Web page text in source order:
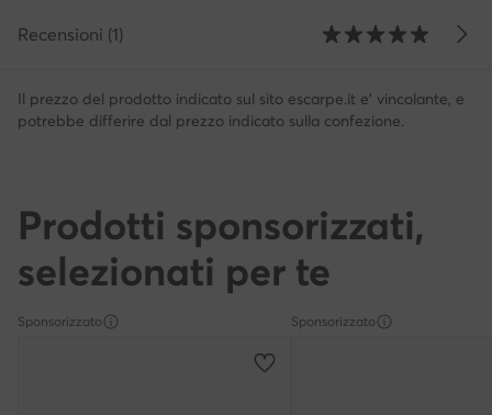
Recensioni (1)
Il prezzo del prodotto indicato sul sito escarpe.it e' vincolante, e
potrebbe differire dal prezzo indicato sulla confezione.
Prodotti sponsorizzati,
selezionati per te
Sponsorizzato Sponsorizzato